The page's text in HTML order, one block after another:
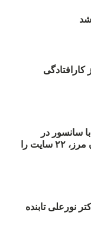
با سانسور در
اینترنت: #آزادی هم‌آیند گزارشگران‌ بدون مرز، ۲۲ سایت را
نورعلی تابنده